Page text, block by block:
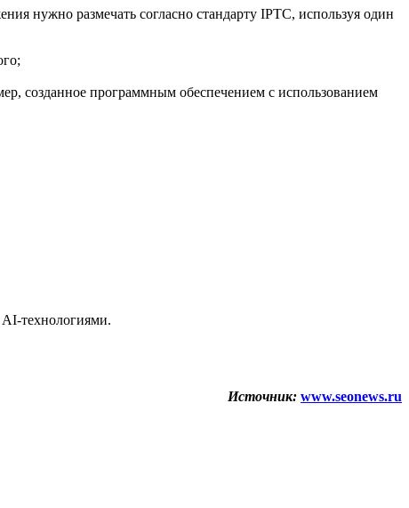
нужно размечать согласно стандарту IPTC, используя один
созданное программным обеспечением с использованием
технологиями.
Источник: www.seonews.ru